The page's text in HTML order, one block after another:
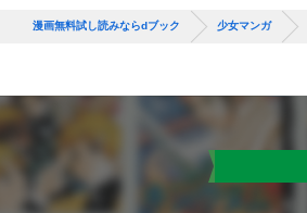
漫画無料試し読みならdブック 少女マンガ